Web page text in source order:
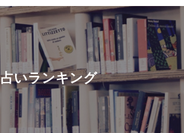
占いランキング